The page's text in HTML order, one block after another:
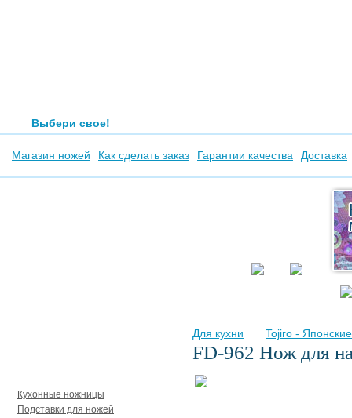
Выбери свое!
Магазин ножей Как сделать заказ Гарантии качества Доставка
Кухонные ножницы
Подставки для ножей
Для кухни Tojiro -
FD-962 Нож для